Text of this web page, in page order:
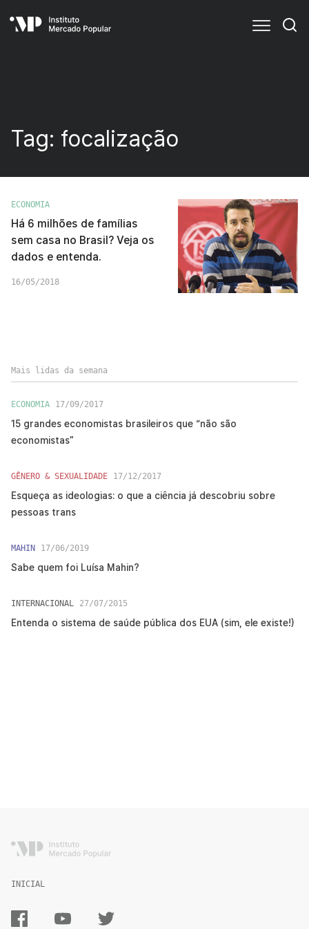
Tag: focalização
ECONOMIA
Há 6 milhões de famílias
sem casa no Brasil? Veja os
dados e entenda.
16/05/2018
Mais lidas da semana
ECONOMIA 17/09/2017
15 grandes economistas brasileiros que “não são
economistas”
GÊNERO & SEXUALIDADE 17/12/2017
Esqueça as ideologias: o que a ciência já descobriu sobre
pessoas trans
MAHIN 17/06/2019
Sabe quem foi Luísa Mahin?
INTERNACIONAL 27/07/2015
Entenda o sistema de saúde pública dos EUA (sim, ele existe!)
INICIAL